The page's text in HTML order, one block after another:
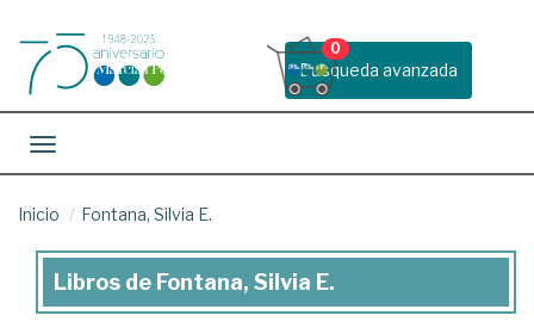
Busqueda avanzada
0
Toggle navigation
Inicio Fontana, Silvia E.
Libros
Libros de Fontana, Silvia E.